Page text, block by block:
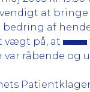
at bringe
af
vægt på, at
råbende og